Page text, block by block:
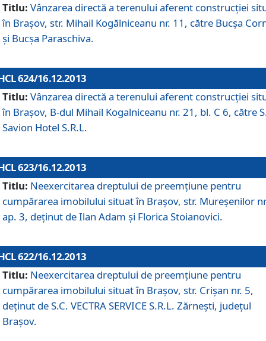
Titlu: Vânzarea directă a terenului aferent construcţiei
în Braşov, str. Mihail Kogălniceanu nr. 11, către Bucşa
şi Bucşa Paraschiva.
624/16.12.2013
Titlu: Vânzarea directă a terenului aferent construcţiei
în Braşov, B-dul Mihail Kogalniceanu nr. 21, bl. C 6, către
Savion Hotel S.R.L.
623/16.12.2013
Titlu: Neexercitarea dreptului de preemţiune pentru
cumpărarea imobilului situat în Braşov, str. Mureşenilor
ap. 3, deţinut de Ilan Adam şi Florica Stoianovici.
622/16.12.2013
Titlu: Neexercitarea dreptului de preemţiune pentru
cumpărarea imobilului situat în Braşov, str. Crişan nr. 5,
deţinut de S.C. VECTRA SERVICE S.R.L. Zărneşti, judeţul
Braşov.